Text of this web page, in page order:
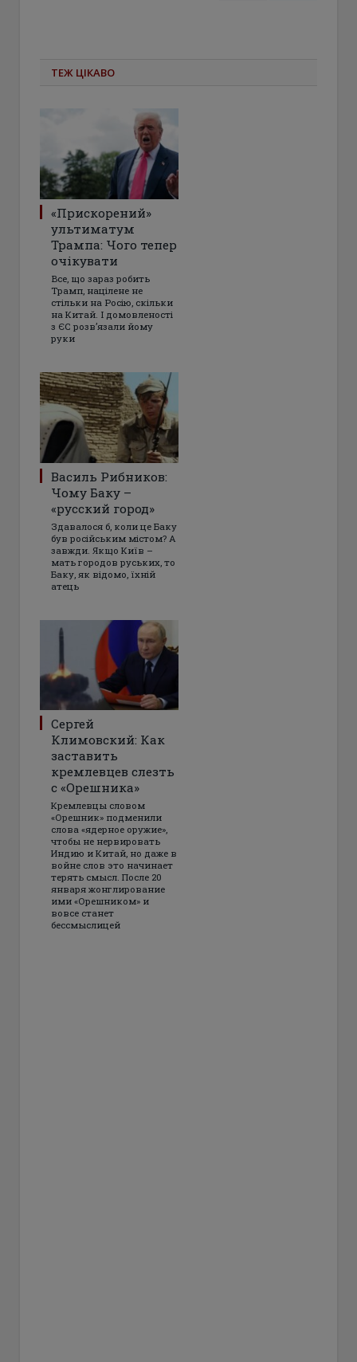
ТЕЖ ЦІКАВО
«Прискорений»
ультиматум
Трампа: Чого тепер
очікувати
Все, що зараз робить
Трамп, націлене не
стільки на Росію, скільки
на Китай. І домовленості
з ЄС розвʼязали йому
руки
Василь Рибников:
Чому Баку –
«русский город»
Здавалося б, коли це Баку
був російським містом? А
завжди. Якщо Київ –
мать городов руських, то
Баку, як відомо, їхній
атець
Сергей
Климовский: Как
заставить
кремлевцев слезть
с «Орешника»
Кремлевцы словом
«Орешник» подменили
слова «ядерное оружие»,
чтобы не нервировать
Индию и Китай, но даже в
войне слов это начинает
терять смысл. После 20
января жонглирование
ими «Орешником» и
вовсе станет
бессмыслицей